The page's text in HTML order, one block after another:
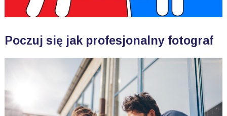
Poczuj się jak profesjonalny fotograf